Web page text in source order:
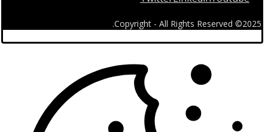
2025© Copyright - All Rights Reserved.